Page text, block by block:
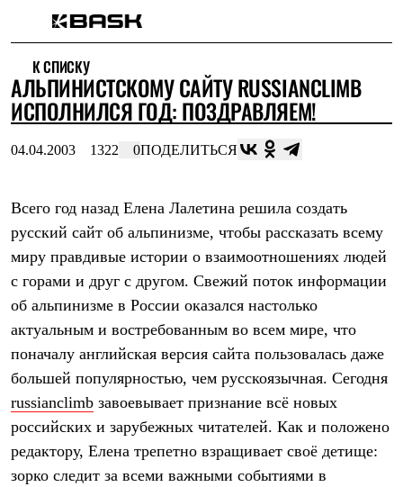
Интернет-магазин
Мужская одежда
Утепленная пухом
Куртки
Жилеты
Куртки
Штормовая одежда
Куртки
Софтшелл одежда
Куртки
Брюки
Флисовая одежда
Куртки
Брюки
Термобелье
Теплое термобелье
Среднее термобелье
Легкое термобелье
Лёгкая одежда
К СПИСКУ
АЛЬПИНИСТСКОМУ САЙТУ RUSSIANCLIMB
ИСПОЛНИЛСЯ ГОД: ПОЗДРАВЛЯЕМ!
04.04.2003 1322 0ПОДЕЛИТЬСЯ
Всего год назад Елена Лалетина решила создать
русский сайт об альпинизме, чтобы рассказать всему
миру правдивые истории о взаимоотношениях людей
с горами и друг с другом. Свежий поток информации
об альпинизме в России оказался настолько
актуальным и востребованным во всем мире, что
поначалу английская версия сайта пользовалась даже
большей популярностью, чем русскоязычная. Сегодня
russianclimb завоевывает признание всё новых
российских и зарубежных читателей. Как и положено
редактору, Елена трепетно взращивает своё детище:
зорко следит за всеми важными событиями в